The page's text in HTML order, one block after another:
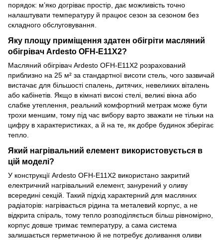
порядок: м’яко догріває простір, дає можливість точно
налаштувати температуру й працює сезон за сезоном без
складного обслуговування.
Яку площу приміщення здатен обігріти масляний
обігрівач Ardesto OFH-E11X2?
Масляний обігрівач Ardesto OFH-E11X2 розрахований
приблизно на 25 м² за стандартної висоти стель, чого зазвичай
вистачає для більшості спалень, дитячих, невеликих віталень
або кабінетів. Якщо в кімнаті високі стелі, великі вікна або
слабке утеплення, реальний комфортний метраж може бути
трохи меншим, тому під час вибору варто зважати не тільки на
цифру в характеристиках, а й на те, як добре будинок зберігає
тепло.
Який нагрівальний елемент використовується в
цій моделі?
У конструкції Ardesto OFH-E11X2 використано закритий
електричний нагрівальний елемент, занурений у оливу
всередині секцій. Такий підхід характерний для масляних
радіаторів: нагрівається рідина та металевий корпус, а не
відкрита спіраль, тому тепло розподіляється більш рівномірно,
корпус довше тримає температуру, а сама система
залишається герметичною й не потребує доливання оливи